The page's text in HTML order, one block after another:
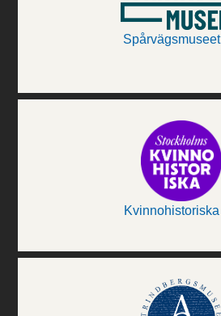
Spårvägsmuseet
Kvinnohistoriska